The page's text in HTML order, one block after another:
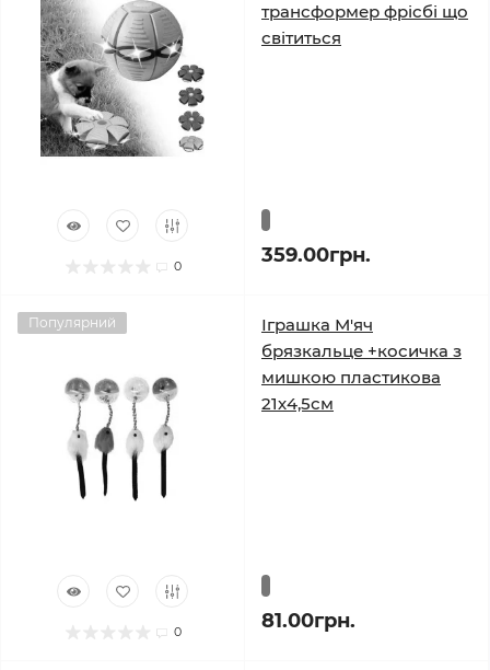
0
трансформер фрісбі що
світиться
359.00грн.
Популярний
0
Іграшка М'яч
брязкальце +косичка з
мишкою пластикова
21х4,5см
81.00грн.